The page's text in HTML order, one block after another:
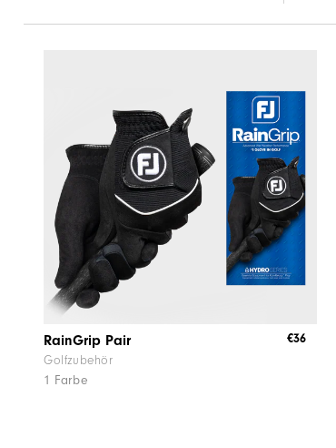
RainGrip Pair
Golfzubehör
1 Farbe
€36